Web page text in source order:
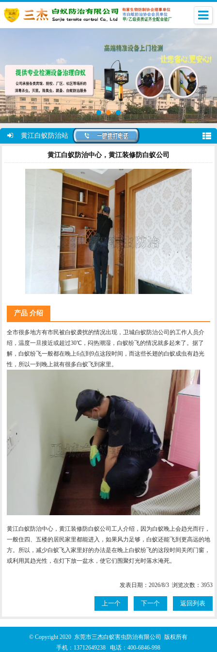
黄江白蚁防治站
黄江白蚁防治中心，黄江装修防白蚁公司
产品 介绍
全市很多地方有市民被白蚁袭扰的情况出现，卫城白蚁防治公司的工作人员介
绍，温度一旦接近或超过30℃，闷热潮湿，白蚁纷飞的情况就多起来了。据了
解，白蚁纷飞一般都在晚上6点到9点这段时间，而这些长翅的白蚁成虫有趋光
性，所以一到晚上就有很多白蚁飞到家里。
黄江白蚁防治中心，黄江装修防白蚁公司工人介绍，因为白蚁晚上会趋光而行，
一般住四、五楼的居民家里都能进入，如果风力足够，白蚁还能飞到更高远的地
方。所以，减少白蚁飞入家里好的办法是在晚上白蚁纷飞的这段时间关闭门窗，
或利用其趋光性，在灯下放一盆水，使它们围聚灯光时落水淹死。
发表日期：2026/8/3 浏览次数：3953
上一个 下一个 返回列表
© Copyright 2020 东莞市三杰白蚁害虫防治有限公司 版权所有
手机： 13712649238 电话：400-6846-998